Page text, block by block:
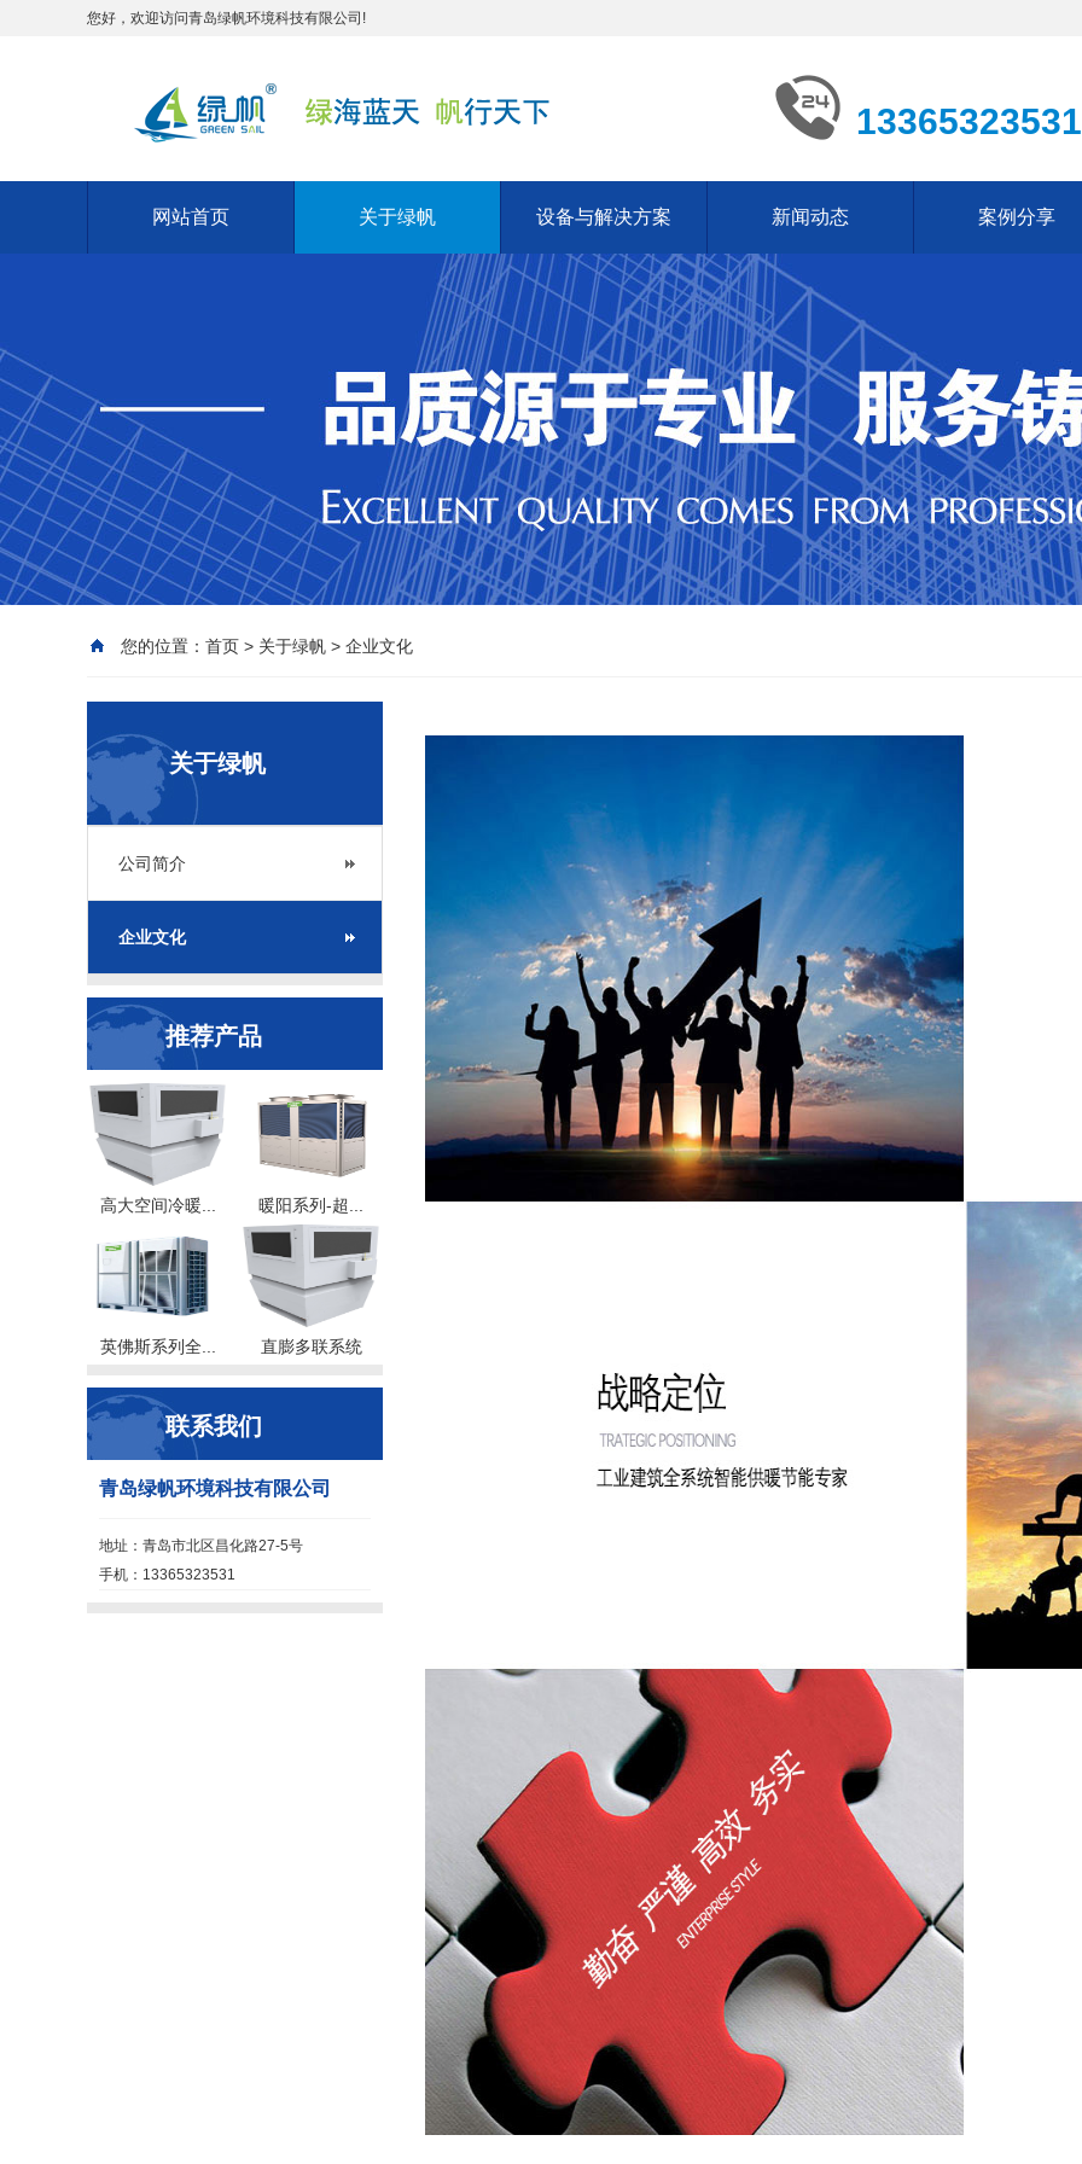
您好，欢迎访问青岛绿帆环境科技有限公司!
13365323531
网站首页 关于绿帆 设备与解决方案 新闻动态 案例分享
您的位置： 首页 > 关于绿帆 > 企业文化
关于绿帆
公司简介
企业文化
推荐产品
高大空间冷暖... 暖阳系列-超...
英佛斯系列全... 直膨多联系统
联系我们
青岛绿帆环境科技有限公司
地址：青岛市北区昌化路27-5号
手机：13365323531